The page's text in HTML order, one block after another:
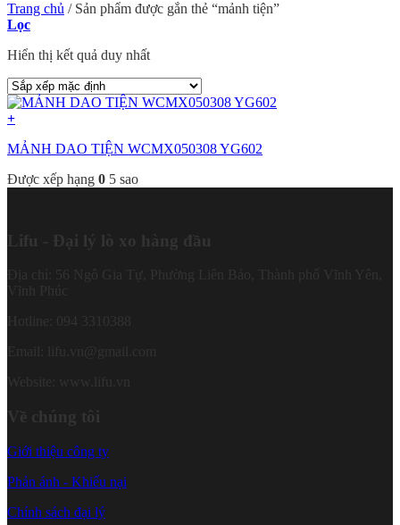
Trang chủ /Sản phẩm được gắn thẻ “mảnh tiện”
Lọc
Hiển thị kết quả duy nhất
+
MẢNH DAO TIỆN WCMX050308 YG602
Được xếp hạng 0 5 sao
Lifu - Đại lý lò xo hàng đầu
Địa chỉ: 56 Ngô Gia Tự, Phường Liên Bảo, Thành phố Vĩnh Yên,
Hotline: 094 3310388
Về chúng tôi
Giới thiệu công ty
Phản ánh - Khiếu nại
Chính sách đại lý